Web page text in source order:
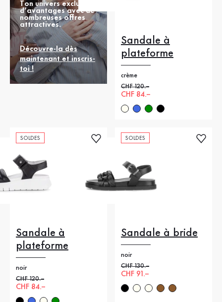
Ton univers exclusif
d’avantages avec de
nombreuses offres
attractives.
Découvre-la dès
maintenant et inscris-
toi !
Sandale à
plateforme
crème
Ancien prix
CHF 120.–
Nouveau prix
CHF 84.–
SOLDES
Sandale à
plateforme
noir
Ancien prix
CHF 120.–
Nouveau prix
CHF 84.–
SOLDES
Sandale à bride
noir
Ancien prix
CHF 130.–
Nouveau prix
CHF 91.–